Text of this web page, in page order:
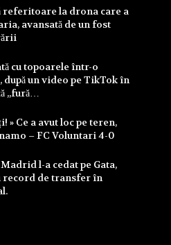
referitoare la drona care a
avansată de un fost
cu topoarele într-o
după un video pe TikTok în
„fură…
» Ce a avut loc pe teren,
– FC Voluntari 4-0
l-a cedat pe Gata,
record de transfer în